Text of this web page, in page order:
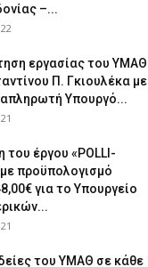
–...
εργασίας του ΥΜΑΘ
Π. Γκιουλέκα με
Υπουργό...
του έργου «POLLI-
με προϋπολογισμό
για το Υπουργείο
του ΥΜΑΘ σε κάθε